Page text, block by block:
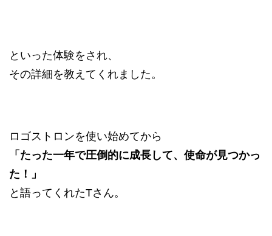
といった体験をされ、
その詳細を教えてくれました。
ロゴストロンを使い始めてから
「たった一年で圧倒的に成長して、使命が見つかっ
た！」
と語ってくれたTさん。